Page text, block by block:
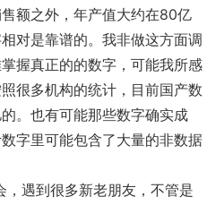
额之外，年产值大约在80亿
对是靠谱的。我非做这方面调
握真正的的数字，可能我所感
很多机构的统计，目前国产数
。也有可能那些数字确实成
字里可能包含了大量的非数据
，遇到很多新老朋友，不管是